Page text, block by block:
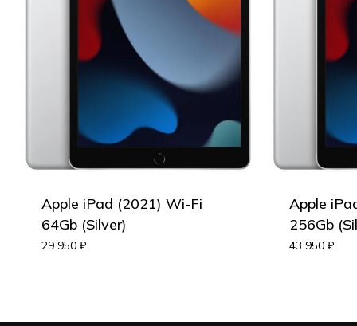
Корзина пуста.
Apple iPad (2021) Wi-Fi
64Gb (Silver)
29 950 ₽
Apple
256Gb
43 950 ₽